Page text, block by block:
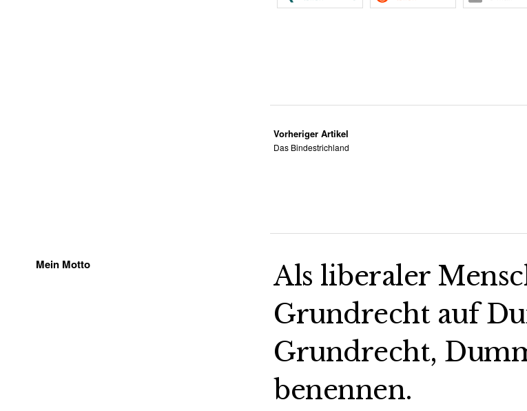
Vorheriger Artikel
Das Bindestrichland
Mein Motto
Als liberaler
Grundrecht auf
Grundrecht,
benennen.